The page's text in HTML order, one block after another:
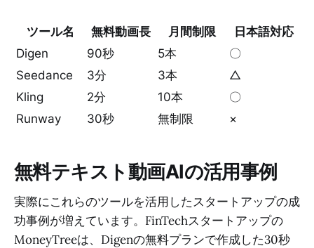
ツール名 無料動画長 月間制限
日本語対応
Digen
90秒 5本
〇
Seedance
3分 3本
△
Kling
2分 10本
〇
Runway
30秒 無制限 ×
無料テキスト動画AIの活用事例
実際にこれらのツールを活用したスタートアップの成
功事例が増えています。FinTechスタートアップの
MoneyTreeは、Digenの無料プランで作成した30秒